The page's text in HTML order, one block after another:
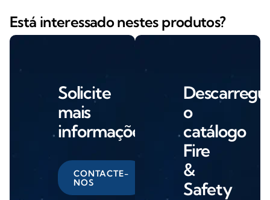
Está interessado nestes produtos?
Solicite
mais
informações
CONTACTE-
NOS
o
catálogo
Fire
&
Safety